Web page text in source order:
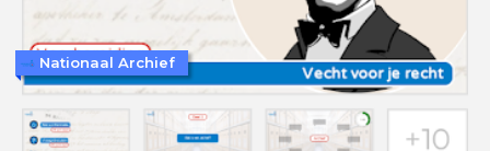
Nationaal Archief